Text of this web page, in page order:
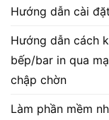
Hướng dẫn cài
Hướng dẫn cách
bếp/bar in qua
chập chờn
Làm phần mềm